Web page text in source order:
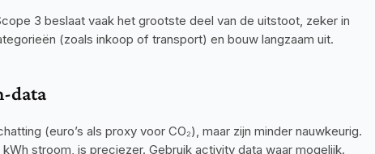
3 beslaat vaak het grootste deel van de uitstoot, zeker in
(zoals inkoop of transport) en bouw langzaam uit.
data
(euro’s als proxy voor CO₂), maar zijn minder nauwkeurig.
stroom, is preciezer. Gebruik activity data waar mogelijk.